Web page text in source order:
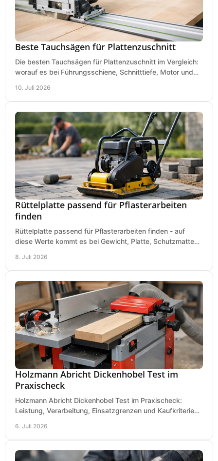
Beste Tauchsägen für Plattenzuschnitt
Die besten Tauchsägen für Plattenzuschnitt im Vergleich:
worauf es bei Führungsschiene, Schnitttiefe, Motor und
10. Juli 2026
Rüttelplatte passend für Pflasterarbeiten
finden
Rüttelplatte passend für Pflasterarbeiten finden - auf
diese Werte kommt es bei Gewicht, Platte, Schutzmatte
8. Juli 2026
Holzmann Abricht Dickenhobel Test im
Praxischeck
Holzmann Abricht Dickenhobel Test im Praxischeck:
Leistung, Verarbeitung, Einsatzgrenzen und Kaufkriterien
6. Juli 2026